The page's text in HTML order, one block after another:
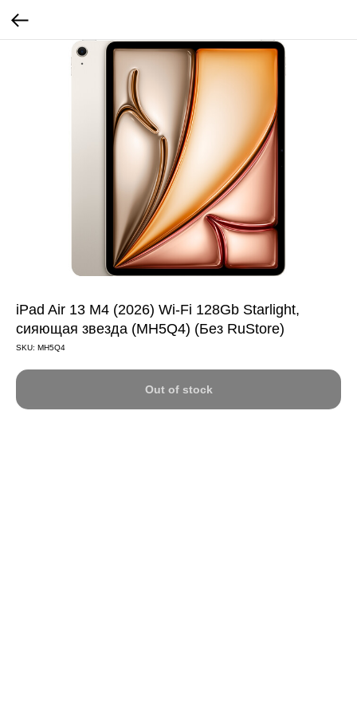
iPad Air 13 M4 (2026) Wi-Fi 128Gb Starlight,
сияющая звезда (MH5Q4) (Без RuStore)
SKU: MH5Q4
Out of stock